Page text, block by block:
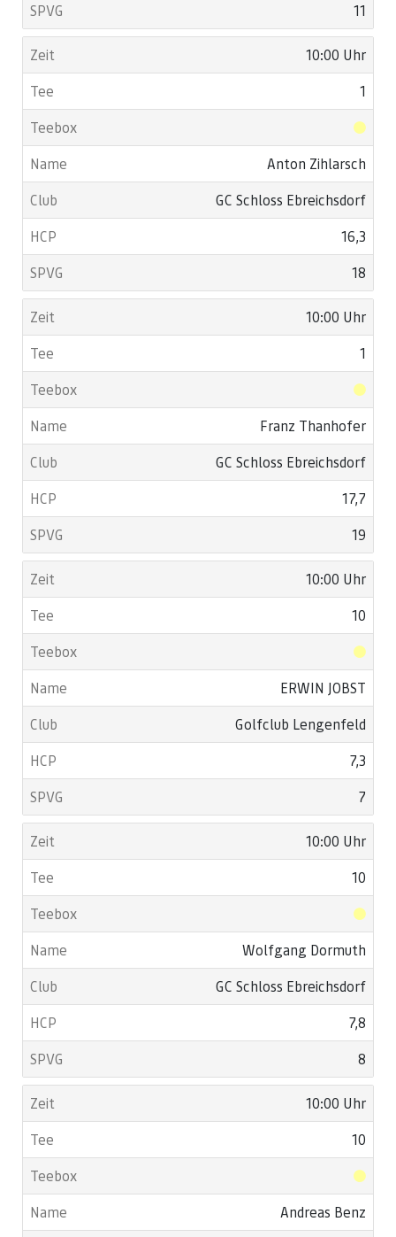
11
10:00 Uhr
1
Anton Zihlarsch
GC Schloss Ebreichsdorf
16,3
18
10:00 Uhr
1
Franz Thanhofer
GC Schloss Ebreichsdorf
17,7
19
10:00 Uhr
10
ERWIN JOBST
Golfclub Lengenfeld
7,3
7
10:00 Uhr
10
Wolfgang Dormuth
GC Schloss Ebreichsdorf
7,8
8
10:00 Uhr
10
Andreas Benz